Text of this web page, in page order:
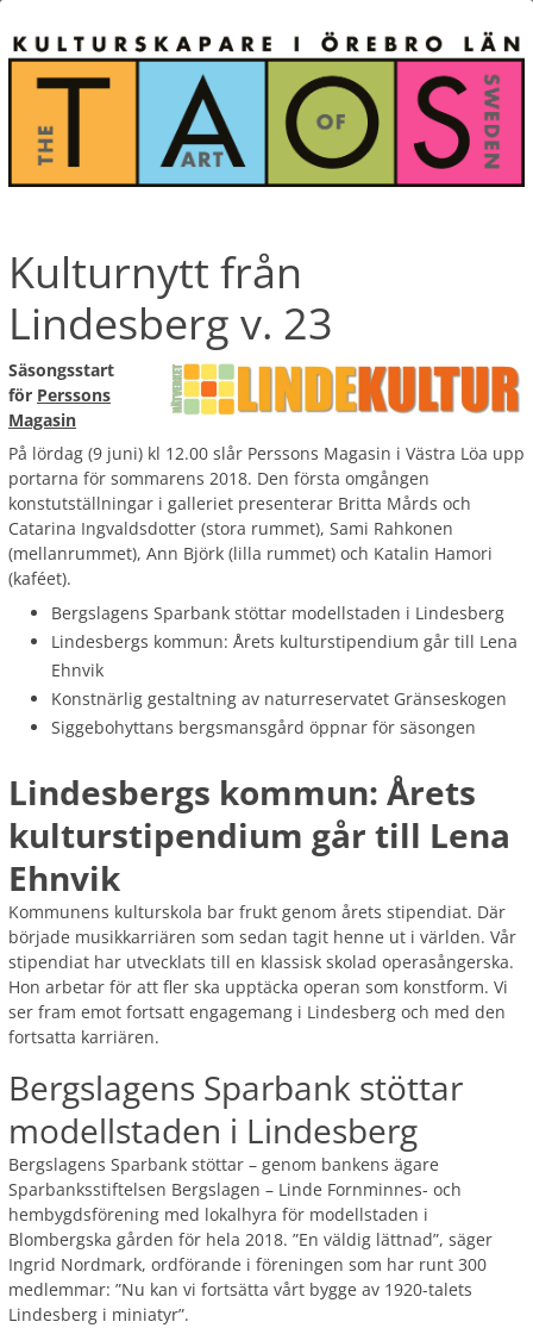
Kulturnytt från
Lindesberg v. 23
Säsongsstart
för Perssons
Magasin
På lördag (9 juni) kl 12.00 slår Perssons Magasin i Västra Löa upp
portarna för sommarens 2018. Den första omgången
konstutställningar i galleriet presenterar Britta Mårds och
Catarina Ingvaldsdotter (stora rummet), Sami Rahkonen
(mellanrummet), Ann Björk (lilla rummet) och Katalin Hamori
(kaféet).
Bergslagens Sparbank stöttar modellstaden i Lindesberg
Lindesbergs kommun: Årets kulturstipendium går till Lena
Ehnvik
Konstnärlig gestaltning av naturreservatet Gränseskogen
Siggebohyttans bergsmansgård öppnar för säsongen
Lindesbergs kommun: Årets
kulturstipendium går till Lena
Ehnvik
Kommunens kulturskola bar frukt genom årets stipendiat. Där
började musikkarriären som sedan tagit henne ut i världen. Vår
stipendiat har utvecklats till en klassisk skolad operasångerska.
Hon arbetar för att fler ska upptäcka operan som konstform. Vi
ser fram emot fortsatt engagemang i Lindesberg och med den
fortsatta karriären.
Bergslagens Sparbank stöttar
modellstaden i Lindesberg
Bergslagens Sparbank stöttar – genom bankens ägare
Sparbanksstiftelsen Bergslagen – Linde Fornminnes- och
hembygdsförening med lokalhyra för modellstaden i
Blombergska gården för hela 2018. ”En väldig lättnad”, säger
Ingrid Nordmark, ordförande i föreningen som har runt 300
medlemmar: ”Nu kan vi fortsätta vårt bygge av 1920-talets
Lindesberg i miniatyr”.